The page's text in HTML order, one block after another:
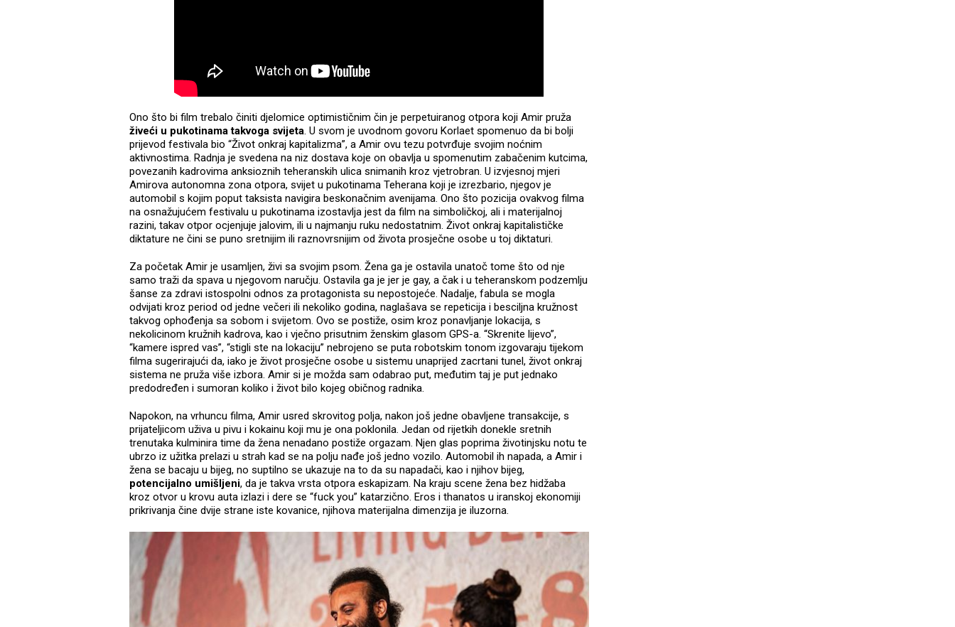
Ono što bi film trebalo činiti djelomice optimističnim čin je perpetuiranog otpora koji Amir pruža
živeći u pukotinama takvoga svijeta. U svom je uvodnom govoru Korlaet spomenuo da bi bolji
prijevod festivala bio “Život onkraj kapitalizma”, a Amir ovu tezu potvrđuje svojim noćnim
aktivnostima. Radnja je svedena na niz dostava koje on obavlja u spomenutim zabačenim kutcima,
povezanih kadrovima anksioznih teheranskih ulica snimanih kroz vjetrobran. U izvjesnoj mjeri
Amirova autonomna zona otpora, svijet u pukotinama Teherana koji je izrezbario, njegov je
automobil s kojim poput taksista navigira beskonačnim avenijama. Ono što pozicija ovakvog filma
na osnažujućem festivalu u pukotinama izostavlja jest da film na simboličkoj, ali i materijalnoj
razini, takav otpor ocjenjuje jalovim, ili u najmanju ruku nedostatnim. Život onkraj kapitalističke
diktature ne čini se puno sretnijim ili raznovrsnijim od života prosječne osobe u toj diktaturi.
Za početak Amir je usamljen, živi sa svojim psom. Žena ga je ostavila unatoč tome što od nje
samo traži da spava u njegovom naručju. Ostavila ga je jer je gay, a čak i u teheranskom podzemlju
šanse za zdravi istospolni odnos za protagonista su nepostojeće. Nadalje, fabula se mogla
odvijati kroz period od jedne večeri ili nekoliko godina, naglašava se repeticija i besciljna kružnost
takvog ophođenja sa sobom i svijetom. Ovo se postiže, osim kroz ponavljanje lokacija, s
nekolicinom kružnih kadrova, kao i vječno prisutnim ženskim glasom GPS-a. “Skrenite lijevo”,
“kamere ispred vas”, “stigli ste na lokaciju” nebrojeno se puta robotskim tonom izgovaraju tijekom
filma sugerirajući da, iako je život prosječne osobe u sistemu unaprijed zacrtani tunel, život onkraj
sistema ne pruža više izbora. Amir si je možda sam odabrao put, međutim taj je put jednako
predodređen i sumoran koliko i život bilo kojeg običnog radnika.
Napokon, na vrhuncu filma, Amir usred skrovitog polja, nakon još jedne obavljene transakcije, s
prijateljicom uživa u pivu i kokainu koji mu je ona poklonila. Jedan od rijetkih donekle sretnih
trenutaka kulminira time da žena nenadano postiže orgazam. Njen glas poprima životinjsku notu te
ubrzo iz užitka prelazi u strah kad se na polju nađe još jedno vozilo. Automobil ih napada, a Amir i
žena se bacaju u bijeg, no suptilno se ukazuje na to da su napadači, kao i njihov bijeg,
potencijalno umišljeni, da je takva vrsta otpora eskapizam. Na kraju scene žena bez hidžaba
kroz otvor u krovu auta izlazi i dere se “fuck you” katarzično. Eros i thanatos u iranskoj ekonomiji
prikrivanja čine dvije strane iste kovanice, njihova materijalna dimenzija je iluzorna.